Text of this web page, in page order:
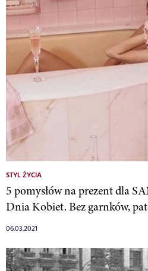
STYL ŻYCIA
5 pomysłów na prezent dla
Dnia Kobiet. Bez garnków,
06.03.2021